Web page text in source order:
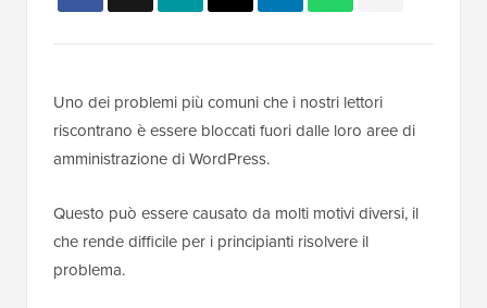
Uno dei problemi più comuni che i nostri lettori
riscontrano è essere bloccati fuori dalle loro aree di
amministrazione di WordPress.
Questo può essere causato da molti motivi diversi, il
che rende difficile per i principianti risolvere il
problema.